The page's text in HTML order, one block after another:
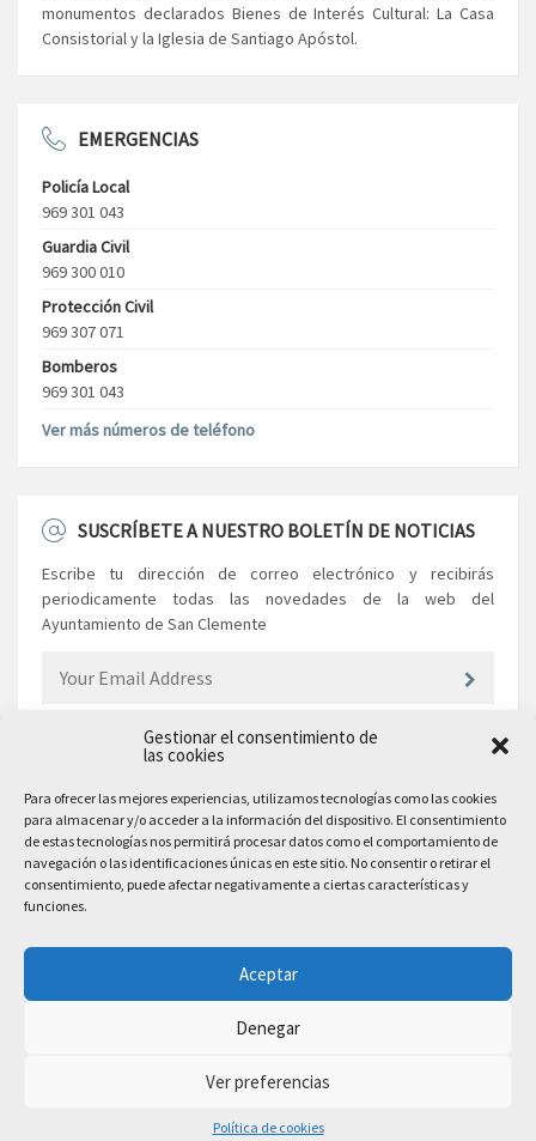
Gestionar el consentimiento de
las cookies
Para ofrecer las mejores experiencias, utilizamos tecnologías como las cookies
para almacenar y/o acceder a la información del dispositivo. El consentimiento
de estas tecnologías nos permitirá procesar datos como el comportamiento de
navegación o las identificaciones únicas en este sitio. No consentir o retirar el
consentimiento, puede afectar negativamente a ciertas características y
funciones.
Aceptar
Denegar
Ver preferencias
Política de cookies
monumentos declarados Bienes de Interés Cultural: La Casa
Consistorial y la Iglesia de Santiago Apóstol.
EMERGENCIAS
Policía Local
969 301 043
Guardia Civil
969 300 010
Protección Civil
969 307 071
Bomberos
969 301 043
Ver más números de teléfono
SUSCRÍBETE A NUESTRO BOLETÍN DE NOTICIAS
Escribe tu dirección de correo electrónico y recibirás
periodicamente todas las novedades de la web del
Ayuntamiento de San Clemente
EL AYUNTAMIENTO
Plaza Mayor, 10
San Clemente, 16600, Cuenca
Teléfono: 969 300 003
Email Comunicación y Publicidad:
comunicacion@sanclemente.es
2023 © Ayuntamiento de San Clemente. Todos los derechos reservados